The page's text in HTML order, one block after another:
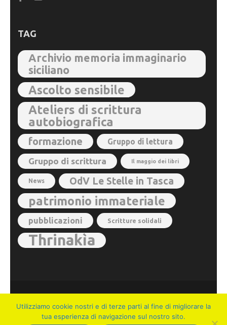
TAG
Archivio memoria immaginario
siciliano
Ascolto sensibile
Ateliers di scrittura
autobiografica
formazione Gruppo di lettura
Gruppo di scrittura Il maggio dei libri
News OdV Le Stelle in Tasca
patrimonio immateriale
pubblicazioni Scritture solidali
Thrinakìa
Magazine | Sviluppato daRara Theme. Powered by
WordPress.
Utilizziamo cookie nostri e di terze parti al fine di migliorare la
tua esperienza di navigazione sul nostro sito.